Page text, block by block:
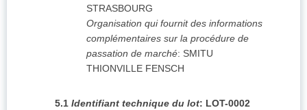
STRASBOURG
Organisation qui fournit des informations
complémentaires sur la procédure de
passation de marché: SMITU
THIONVILLE FENSCH
5.1 Identifiant technique du lot: LOT-0002